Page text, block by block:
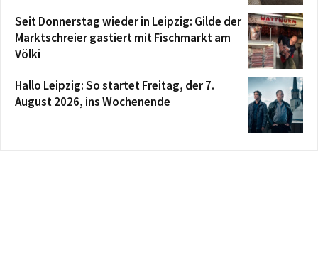
Seit Donnerstag wieder in Leipzig: Gilde der
Marktschreier gastiert mit Fischmarkt am
Völki
Hallo Leipzig: So startet Freitag, der 7.
August 2026, ins Wochenende